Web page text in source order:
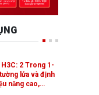
2 Trong 1-
lửa và định
năng cao,…